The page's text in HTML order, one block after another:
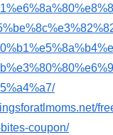
coupon/